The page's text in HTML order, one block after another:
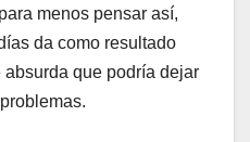
menos pensar así,
da como resultado
que podría dejar